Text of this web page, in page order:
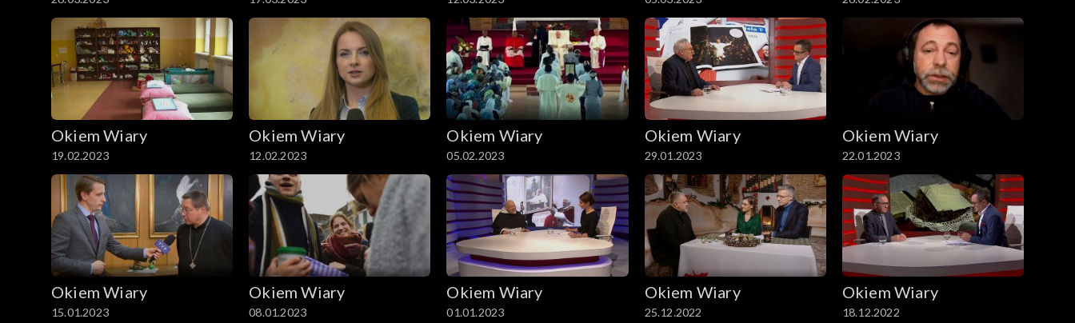
Okiem Wiary
19.02.2023
Okiem Wiary
12.02.2023
Okiem Wiary
05.02.2023
Okiem Wiary
29.01.2023
Okiem Wiary
22.01.2023
Okiem Wiary
15.01.2023
Okiem Wiary
08.01.2023
Okiem Wiary
01.01.2023
Okiem Wiary
25.12.2022
Okiem Wiary
18.12.2022